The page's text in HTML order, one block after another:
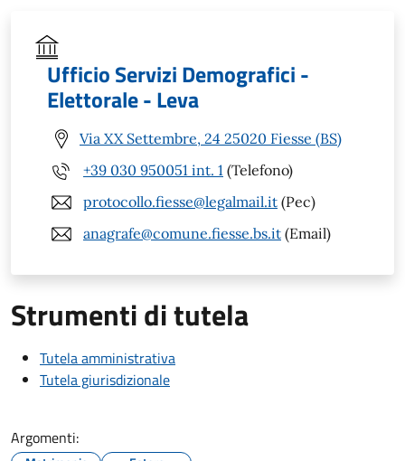
Ufficio Servizi Demografici -
Elettorale - Leva
Via XX Settembre, 24 25020 Fiesse (BS)
+39 030 950051 int. 1 (Telefono)
protocollo.fiesse@legalmail.it (Pec)
anagrafe@comune.fiesse.bs.it (Email)
Strumenti di tutela
Tutela amministrativa
Tutela giurisdizionale
Argomenti: